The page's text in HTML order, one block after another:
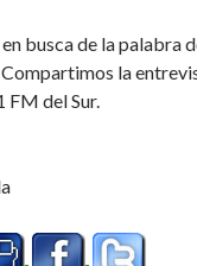
busca de la palabra
la
FM del Sur.
Presidente (Audio)